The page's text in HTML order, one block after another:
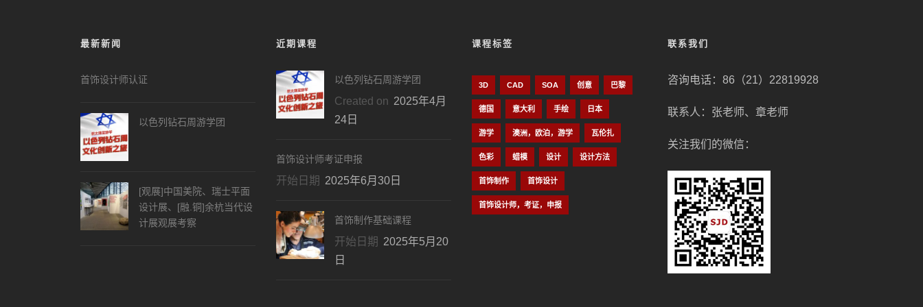
最新新闻
首饰设计师认证
以色列钻石周游学团
[观展]中国美院、瑞士平面
设计展、[融.铜]余杭当代设
计展观展考察
近期课程
以色列钻石周游学团
Created on 2025年4月
24日
首饰设计师考证申报
开始日期 2025年6月30日
首饰制作基础课程
开始日期 2025年5月20
日
课程标签
3D CAD SOA 创意 巴黎
德国 意大利 手绘 日本
游学 澳洲，欧泊，游学 瓦伦扎
色彩 蜡模 设计 设计方法
首饰制作 首饰设计
首饰设计师，考证，申报
联系我们
咨询电话：86（21）22819928
联系人：张老师、章老师
关注我们的微信：